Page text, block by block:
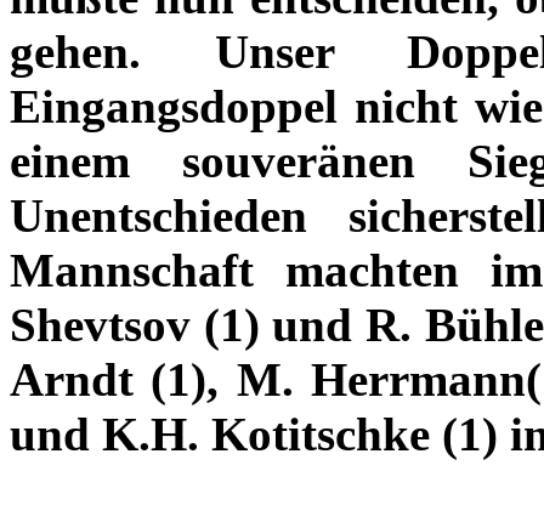
gehen. Unser
Eingangsdoppel nicht
einem souveränen
Unentschieden
Mannschaft machten
Shevtsov (1) und R.
Arndt (1), M.
und K.H. Kotitschke (1)